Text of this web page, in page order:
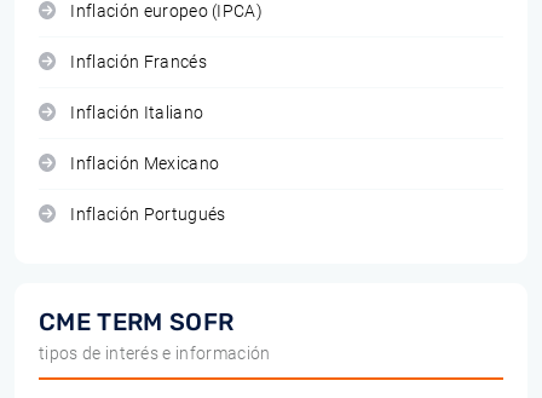
Inflación europeo (IPCA)
Inflación Francés
Inflación Italiano
Inflación Mexicano
Inflación Portugués
CME TERM SOFR
tipos de interés e información